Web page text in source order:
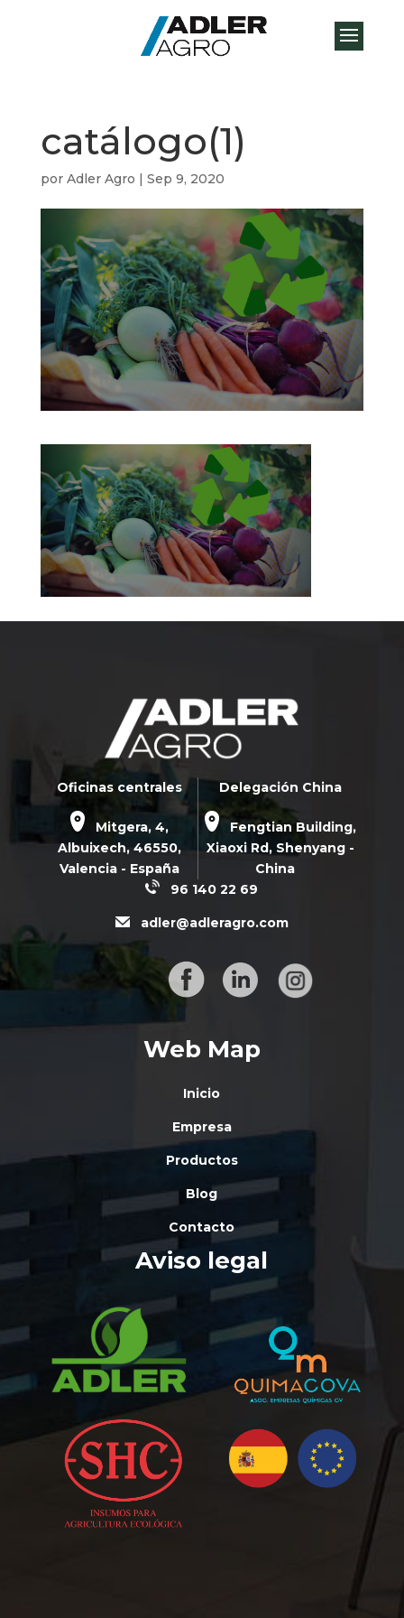
catálogo(1)
por Adler Agro | Sep 9, 2020
Oficinas centrales
Mitgera, 4,
Albuixech, 46550,
Valencia - España
Delegación China
Fengtian Building,
Xiaoxi Rd,Shenyang -
China
96 140 22 69
adler@adleragro.com
Web Map
Inicio
Empresa
Productos
Blog
Contacto
Aviso legal